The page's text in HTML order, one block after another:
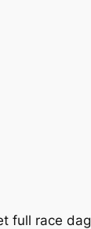
full race